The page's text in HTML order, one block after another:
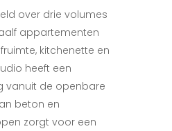
over drie volumes
appartementen
kitchenette en
heeft een
vanuit de openbare
beton en
zorgt voor een